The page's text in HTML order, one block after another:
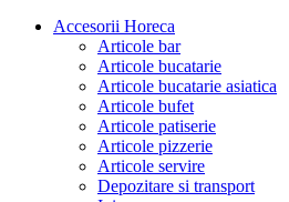
Accesorii Horeca
Articole bar
Articole bucatarie
Articole bucatarie asiatica
Articole bufet
Articole patiserie
Articole pizzerie
Articole servire
Depozitare si transport